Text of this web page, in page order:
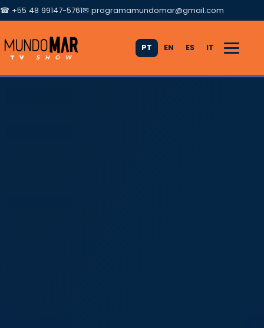
☎ +55 48 99147-5761✉ programamundomar@gmail.com
PT EN ES IT